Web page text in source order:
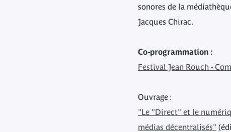
sonores de la
Jacques Chirac.
Co-programmation :
Festival Jean Rouch -
Ouvrage :
"Le "Direct" et le
médias décentralisés"